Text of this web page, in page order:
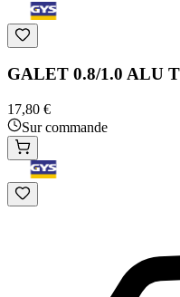
GALET 0.8/1.0 ALU
17,80 €
Sur commande